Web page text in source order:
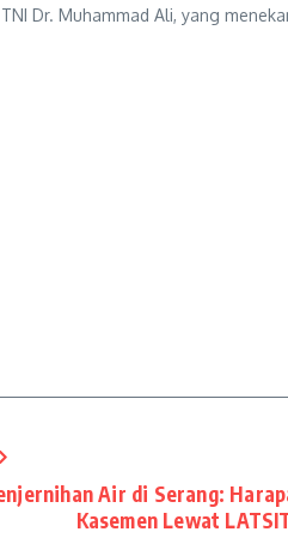
Dr. Muhammad Ali, yang
Air di Serang:
Kasemen Lewat